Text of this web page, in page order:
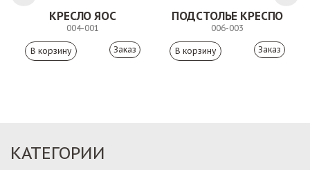
КРЕСЛО ЯОС
004-001
Заказ
ПОДСТОЛЬЕ КРЕСПО
006-003
Заказ
КАТЕГОРИИ